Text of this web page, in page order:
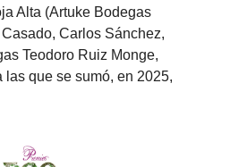
Alta (Artuke Bodegas
Carlos Sánchez,
Teodoro Ruiz Monge,
las que se sumó, en 2025,